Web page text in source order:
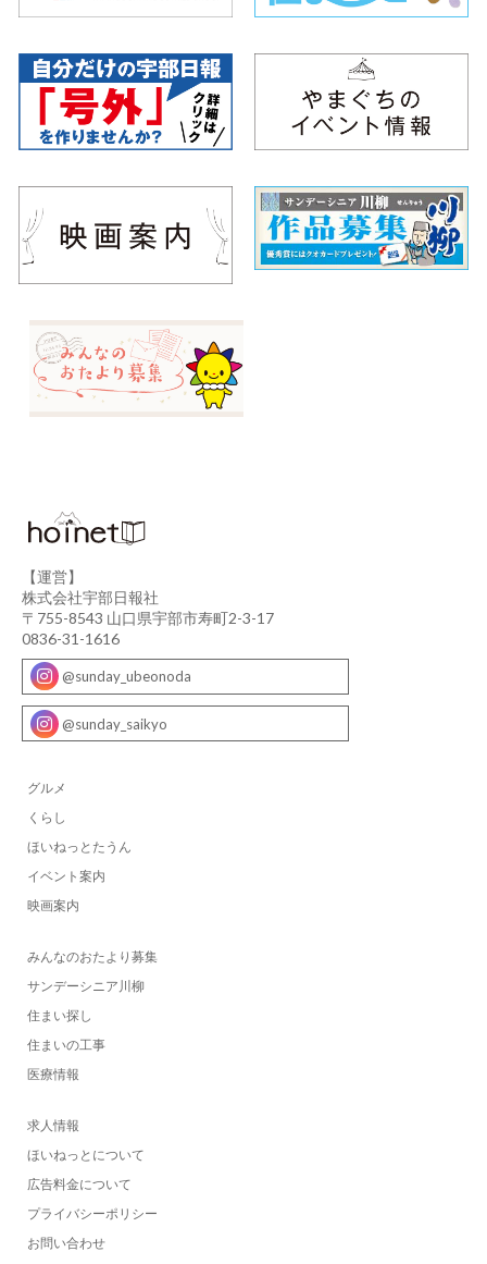
【運営】
株式会社宇部日報社
〒755-8543 山口県宇部市寿町2-3-17
0836-31-1616
@sunday_ubeonoda
@sunday_saikyo
グルメ
くらし
ほいねっとたうん
イベント案内
映画案内
みんなのおたより募集
サンデーシニア川柳
住まい探し
住まいの工事
医療情報
求人情報
ほいねっとについて
広告料金について
プライバシーポリシー
お問い合わせ